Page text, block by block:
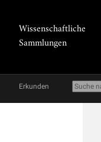
Wissenschaftliche
Sammlungen
Erkunden